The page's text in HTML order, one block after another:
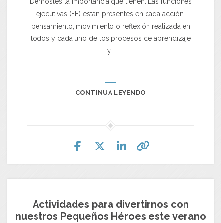
ejecutivas (FE) están presentes en cada acción,
pensamiento, movimiento o reflexión realizada en
todos y cada uno de los procesos de aprendizaje
y…
CONTINUA LEYENDO
Actividades para divertirnos con
nuestros Pequeños Héroes este verano